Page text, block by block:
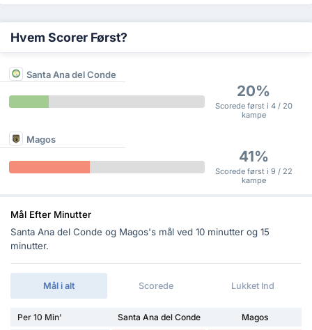
Hvem Scorer Først?
Santa Ana del Conde
20%
Scorede først i 4 / 20
kampe
Magos
41%
Scorede først i 9 / 22
kampe
Mål Efter Minutter
Santa Ana del Conde og Magos's mål ved 10 minutter og 15
minutter.
Mål i alt Scorede Lukket Ind
Per 10 Min' Santa Ana del Conde
Magos